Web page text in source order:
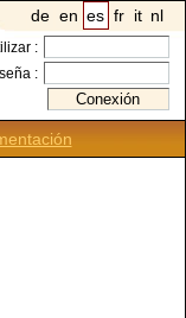
de en es fr it nl
:
: